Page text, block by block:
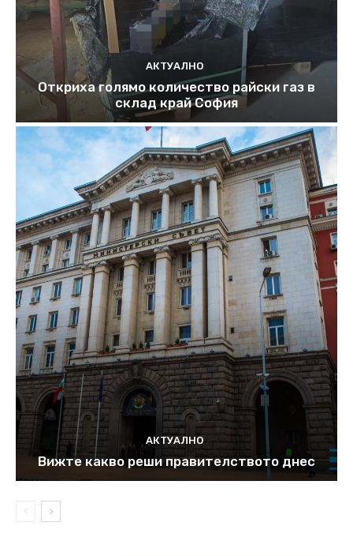
АКТУАЛНО
Откриха голямо количество райски газ в
склад край София
АКТУАЛНО
Вижте какво реши правителството днес